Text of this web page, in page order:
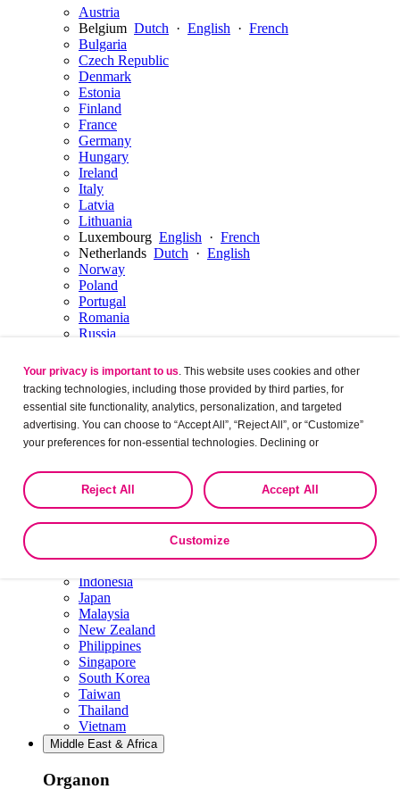
Austria
Belgium Dutch · English · French
Bulgaria
Czech Republic
Denmark
Estonia
Finland
France
Germany
Hungary
Ireland
Italy
Latvia
Lithuania
Luxembourg English · French
Netherlands Dutch · English
Norway
Poland
Portugal
Romania
Russia
Slovakia
Slovenia
Spain
Sweden
Switzerland French · German · English
Ukraine Ukrainian ·
Organon
Indonesia
Japan
Malaysia
New Zealand
Philippines
Singapore
South Korea
Taiwan
Thailand
Vietnam
Middle East & Africa
Organon
Your privacy is important to us . This website uses cookies and other
tracking technologies, including those provided by third parties, for
essential site functionality, analytics, personalization, and targeted
advertising. You can choose to “Accept All”, “Reject All”, or “Customize”
your preferences for non-essential technologies. Declining or
the collection, use, storage, and disclosure of your data in other contexts
as described in the terms of our
Privacy Policy Accept All
Reject All
Customize